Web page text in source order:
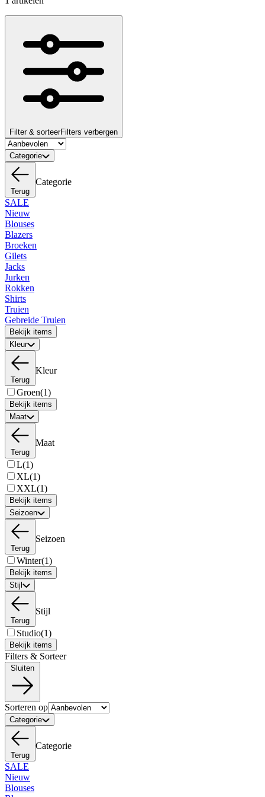
Filter & sorteerFilters verbergen
Categorie
Terug
Categorie
SALE
Nieuw
Blouses
Blazers
Broeken
Gilets
Jacks
Jurken
Rokken
Shirts
Truien
Gebreide Truien
Bekijk items
Kleur
Terug
Kleur
Groen(1)
Bekijk items
Maat
Terug
Maat
L(1)
XL(1)
XXL(1)
Bekijk items
Seizoen
Terug
Seizoen
Winter(1)
Bekijk items
Stijl
Terug
Stijl
Studio(1)
Bekijk items
Filters & Sorteer
Sorteren op
Categorie
Terug
Categorie
SALE
Nieuw
Blouses